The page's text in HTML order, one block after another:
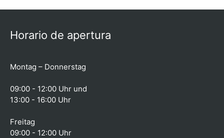
Horario de apertura
Montag – Donnerstag
09:00 - 12:00 Uhr und
13:00 - 16:00 Uhr
Freitag
09:00 - 12:00 Uhr